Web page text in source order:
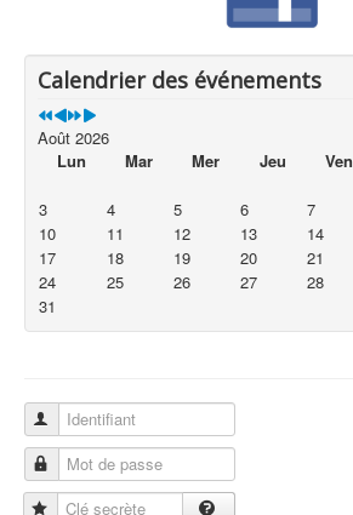
Calendrier des événements
Août 2026
Lun
Mar Mer Jeu Ven
3
4 5 6 7
10
11 12 13 14
17
18 19 20 21
24
25 26 27 28
31
Identifiant
Mot de passe
Clé secrète